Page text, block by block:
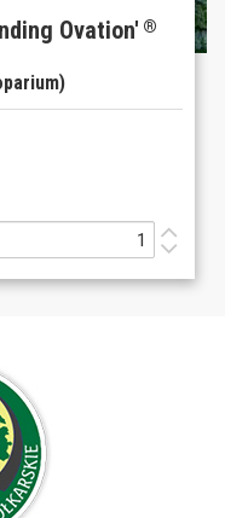
Ovation' ®